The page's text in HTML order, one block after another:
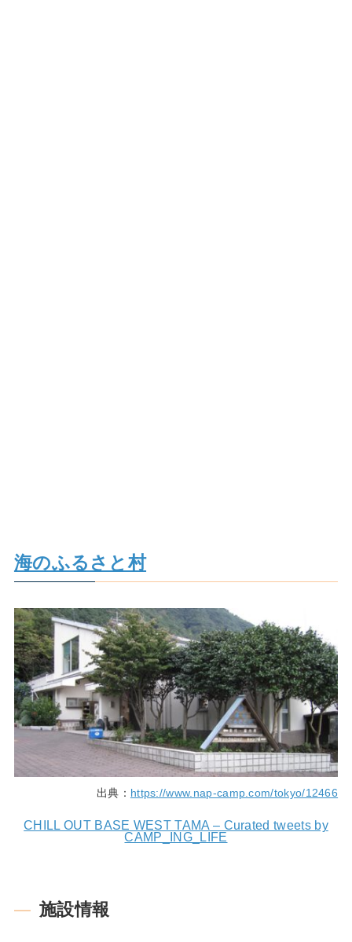
海のふるさと村
出典： https://www.nap-camp.com/tokyo/12466
CHILL OUT BASE WEST TAMA – Curated tweets by
CAMP_ING_LIFE
施設情報